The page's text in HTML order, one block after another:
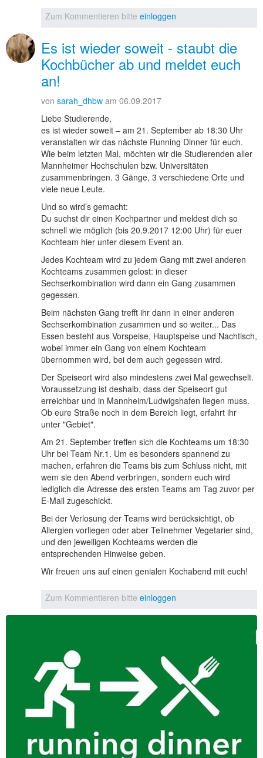
Zum Kommentieren bitte einloggen
Es ist wieder soweit - staubt die
Kochbücher ab und meldet euch
an!
von sarah_dhbw am 06.09.2017
Liebe Studierende,
es ist wieder soweit – am 21. September ab 18:30 Uhr
veranstalten wir das nächste Running Dinner für euch.
Wie beim letzten Mal, möchten wir die Studierenden aller
Mannheimer Hochschulen bzw. Universitäten
zusammenbringen. 3 Gänge, 3 verschiedene Orte und
viele neue Leute.
Und so wird’s gemacht:
Du suchst dir einen Kochpartner und meldest dich so
schnell wie möglich (bis 20.9.2017 12:00 Uhr) für euer
Kochteam hier unter diesem Event an.
Jedes Kochteam wird zu jedem Gang mit zwei anderen
Kochteams zusammen gelost: in dieser
Sechserkombination wird dann ein Gang zusammen
gegessen.
Beim nächsten Gang trefft ihr dann in einer anderen
Sechserkombination zusammen und so weiter... Das
Essen besteht aus Vorspeise, Hauptspeise und Nachtisch,
wobei immer ein Gang von einem Kochteam
übernommen wird, bei dem auch gegessen wird.
Der Speiseort wird also mindestens zwei Mal gewechselt.
Voraussetzung ist deshalb, dass der Speiseort gut
erreichbar und in Mannheim/Ludwigshafen liegen muss.
Ob eure Straße noch in dem Bereich liegt, erfahrt ihr
unter "Gebiet".
Am 21. September treffen sich die Kochteams um 18:30
Uhr bei Team Nr.1. Um es besonders spannend zu
machen, erfahren die Teams bis zum Schluss nicht, mit
wem sie den Abend verbringen, sondern euch wird
lediglich die Adresse des ersten Teams am Tag zuvor per
E-Mail zugeschickt.
Bei der Verlosung der Teams wird berücksichtigt, ob
Allergien vorliegen oder aber Teilnehmer Vegetarier sind,
und den jeweiligen Kochteams werden die
entsprechenden Hinweise geben.
Wir freuen uns auf einen genialen Kochabend mit euch!
Zum Kommentieren bitte einloggen